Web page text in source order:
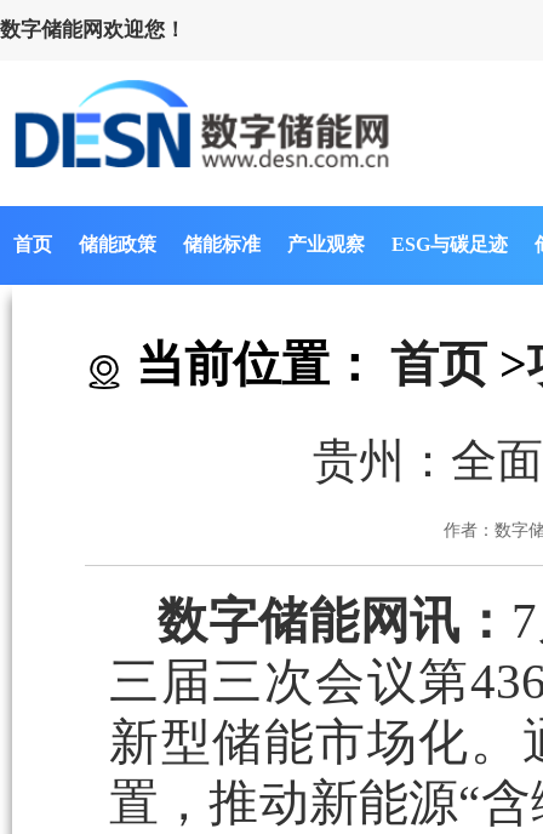
数字储能网欢迎您！
首页 储能政策 储能标准 产业观察 ESG与碳足迹
当前位置： 首页 >
贵州：全
作者：数字
数字储能网讯：
三届三次会议第
新型储能市场化
置，推动新能源“